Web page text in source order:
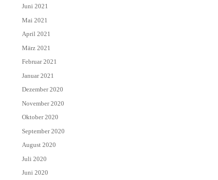
Juni 2021
Mai 2021
April 2021
März 2021
Februar 2021
Januar 2021
Dezember 2020
November 2020
Oktober 2020
September 2020
August 2020
Juli 2020
Juni 2020